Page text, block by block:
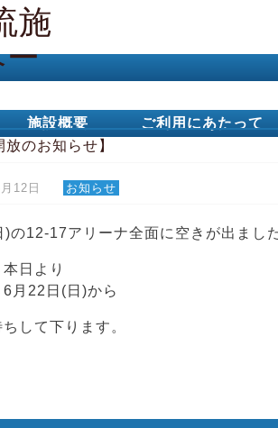
施設概要 ご利用にあたって
のお知らせ】
12日 お知らせ
の12-17アリーナ全面に空きが出まし
日より
月22日(日)から
ちして下ります。